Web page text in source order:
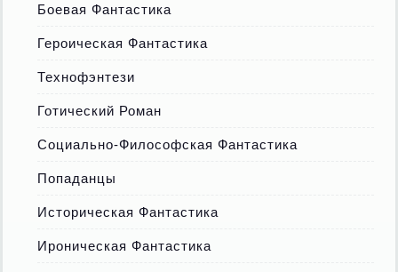
Боевая Фантастика
Героическая Фантастика
Технофэнтези
Готический Роман
Социально-Философская Фантастика
Попаданцы
Историческая Фантастика
Ироническая Фантастика